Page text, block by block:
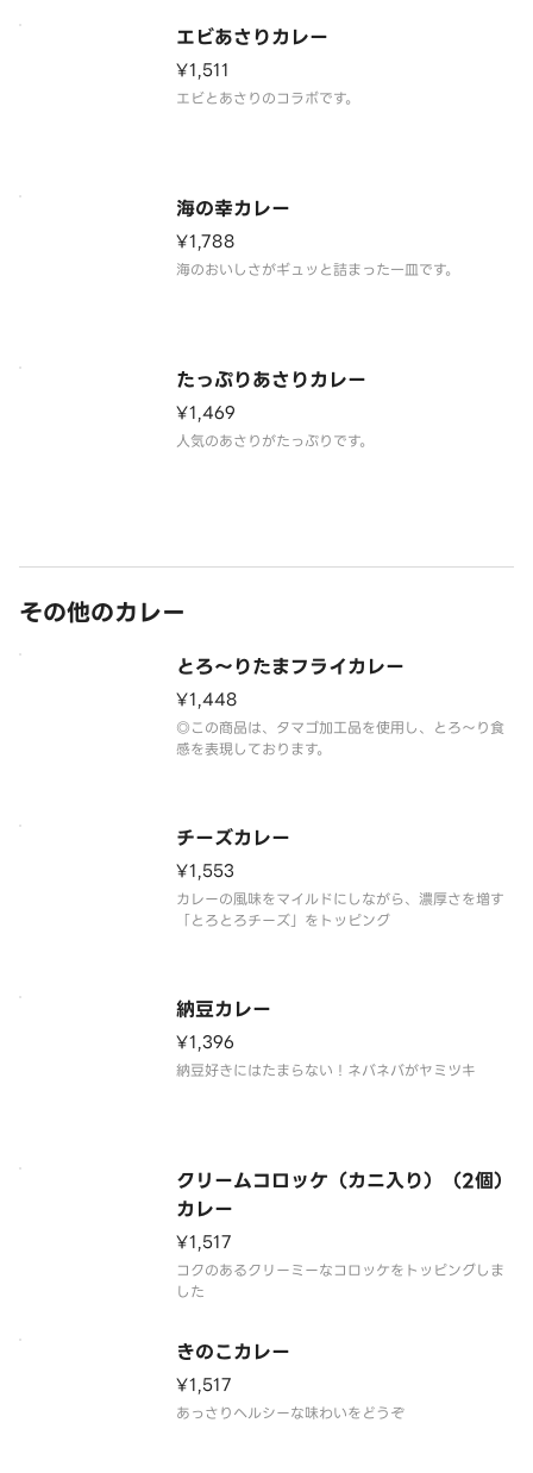
エビあさりカレー
¥1,511
エビとあさりのコラボです。
海の幸カレー
¥1,788
海のおいしさがギュッと詰まった一皿です。
たっぷりあさりカレー
¥1,469
人気のあさりがたっぷりです。
その他のカレー
とろ～りたまフライカレー
¥1,448
◎この商品は、タマゴ加工品を使用し、とろ～り食
感を表現しております。
チーズカレー
¥1,553
カレーの風味をマイルドにしながら、濃厚さを増す
「とろとろチーズ」をトッピング
納豆カレー
¥1,396
納豆好きにはたまらない！ネバネバがヤミツキ
クリームコロッケ（カニ入り）（2個）
カレー
¥1,517
コクのあるクリーミーなコロッケをトッピングしま
した
きのこカレー
¥1,517
あっさりヘルシーな味わいをどうぞ